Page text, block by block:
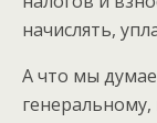
начислять,
А что мы